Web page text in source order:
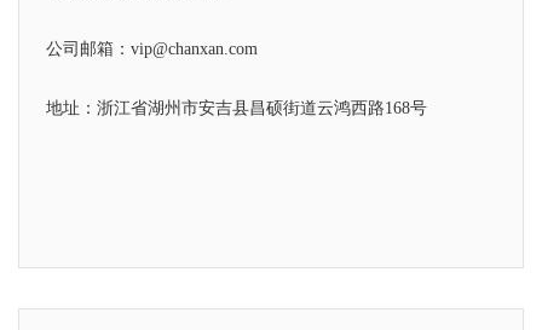
公司邮箱：vip@chanxan.com
地址：浙江省湖州市安吉县昌硕街道云鸿西路168号